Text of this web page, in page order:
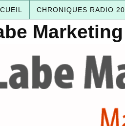
CHRONIQUES RADIO